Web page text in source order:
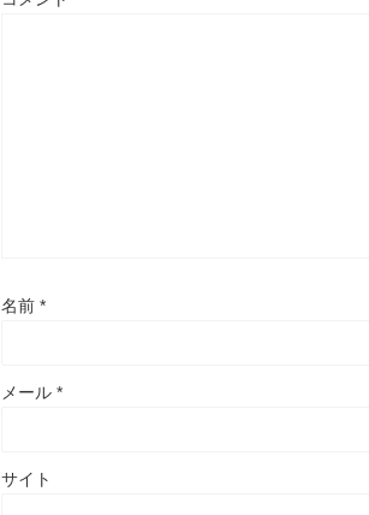
名前 *
メール *
サイト